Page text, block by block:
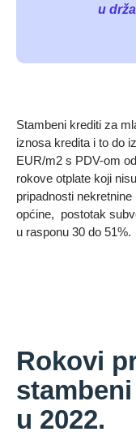
u
Stambeni krediti za
iznosa kredita i to do
EUR/m2 s PDV-om
rokove otplate koji
pripadnosti
općine, postotak
u rasponu 30 do 51%.
Rokovi
u 2022.